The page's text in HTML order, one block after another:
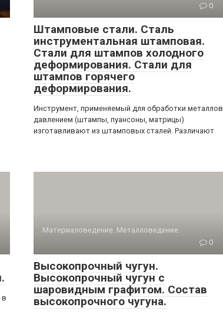
0
Штамповые стали. Сталь
инструментальная штамповая.
Стали для штампов холодного
деформирования. Стали для
штампов горячего
деформирования.
Инструмент, применяемый для обработки металлов
давлением (штампы, пуансоны, матрицы)
изготавливают из штамповых сталей. Различают
в
Материаловедение. Металловедение.
0
Высокопрочный чугун.
Высокопрочный чугун с
шаровидным графитом. Состав
высокопрочного чугуна.